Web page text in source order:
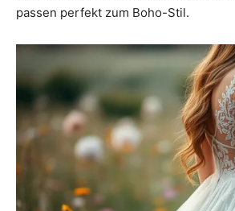
passen perfekt zum Boho-Stil.